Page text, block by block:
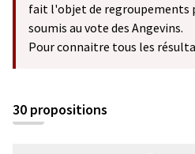
fait l'objet de regroupements
soumis au vote des Angevins.
Pour connaitre tous les
30 propositions